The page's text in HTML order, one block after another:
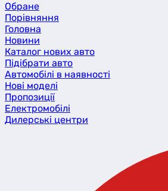
Обране
Порівняння
Головна
Новини
Каталог нових авто
Підібрати авто
Автомобілі в наявності
Нові моделі
Пропозиції
Eлектромобілі
Дилерські центри